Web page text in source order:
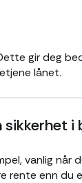
gir deg
lånet.
i
vanlig når
rente enn du